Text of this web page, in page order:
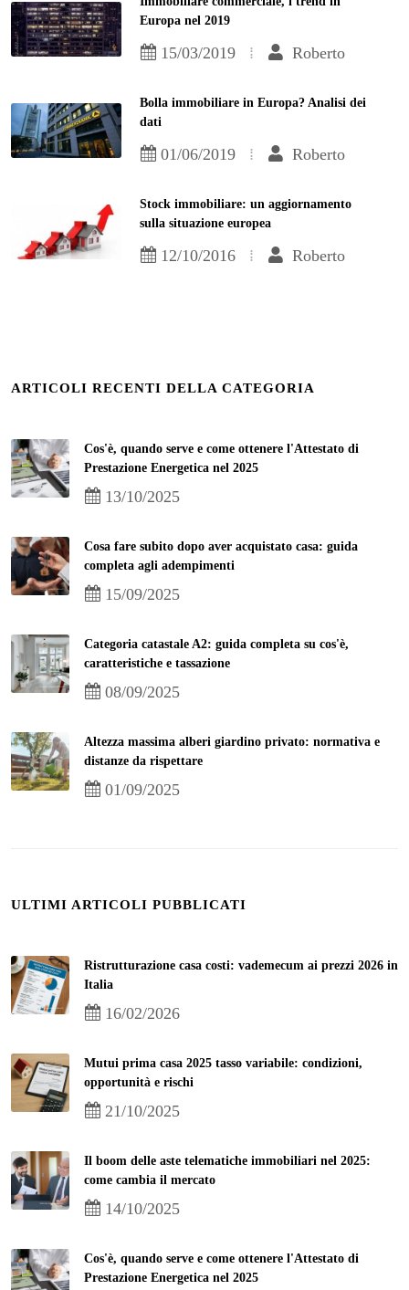
Europa nel 2019
15/03/2019 Roberto
Bolla immobiliare in Europa? Analisi dei
dati
01/06/2019 Roberto
Stock immobiliare: un aggiornamento
sulla situazione europea
12/10/2016 Roberto
ARTICOLI RECENTI DELLA CATEGORIA
Cos'è, quando serve e come ottenere l'Attestato di
Prestazione Energetica nel 2025
13/10/2025
Cosa fare subito dopo aver acquistato casa: guida
completa agli adempimenti
15/09/2025
Categoria catastale A2: guida completa su cos'è,
caratteristiche e tassazione
08/09/2025
Altezza massima alberi giardino privato: normativa e
distanze da rispettare
01/09/2025
ULTIMI ARTICOLI PUBBLICATI
Ristrutturazione casa costi: vademecum ai prezzi 2026 in
Italia
16/02/2026
Mutui prima casa 2025 tasso variabile: condizioni,
opportunità e rischi
21/10/2025
Il boom delle aste telematiche immobiliari nel 2025:
come cambia il mercato
14/10/2025
Cos'è, quando serve e come ottenere l'Attestato di
Prestazione Energetica nel 2025